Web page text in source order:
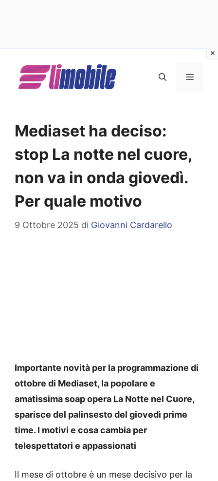
contenuto
MENU
Mediaset ha deciso:
stop La notte nel cuore,
non va in onda giovedì.
Per quale motivo
9 Ottobre 2025 di Giovanni Cardarello
Importante novità per la programmazione di
ottobre di Mediaset, la popolare e
amatissima soap opera La Notte nel Cuore,
sparisce del palinsesto del giovedì prime
time. I motivi e cosa cambia per
telespettatori e appassionati
Il mese di ottobre è un mese decisivo per la